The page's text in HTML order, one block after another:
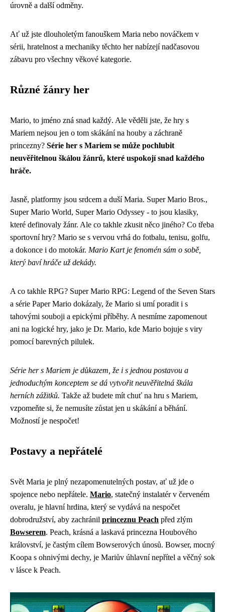
úrovně a další odměny.
Ať už jste dlouholetým fanouškem Maria nebo nováčkem v
sérii, hratelnost a mechaniky těchto her nabízejí nadčasovou
zábavu pro všechny věkové kategorie.
Různé žánry her
Mario, to jméno zná snad každý. Ale věděli jste, že hry s
Mariem nejsou jen o tom skákání na houby a záchraně
princezny? Série her s Mariem se může pochlubit
neuvěřitelnou škálou žánrů, které uspokojí snad každého
hráče.
Jasně, platformy jsou srdcem a duší Maria. Super Mario Bros.,
Super Mario World, Super Mario Odyssey - to jsou klasiky,
které definovaly žánr. Ale co takhle zkusit něco jiného? Co třeba
sportovní hry? Mario se s vervou vrhá do fotbalu, tenisu, golfu,
a dokonce i do motokár. Mario Kart je fenomén sám o sobě,
který baví hráče už dekády.
A co takhle RPG? Super Mario RPG: Legend of the Seven Stars
a série Paper Mario dokázaly, že Mario si umí poradit i s
tahovými souboji a epickými příběhy. A nesmíme zapomenout
ani na logické hry, jako je Dr. Mario, kde Mario bojuje s viry
pomocí barevných pilulek.
Série her s Mariem je důkazem, že i s jednou postavou a
jednoduchým konceptem se dá vytvořit neuvěřitelná škála
herních zážitků. Takže až budete mít chuť na hru s Mariem,
vzpomeňte si, že nemusíte zůstat jen u skákání a běhání.
Možností je nespočet!
Postavy a nepřátelé
Svět Maria je plný nezapomenutelných postav, ať už jde o
spojence nebo nepřátele. Mario, statečný instalatér v červeném
overalu, je hlavní hrdina, který se vydává na nespočet
dobrodružství, aby zachránil princeznu Peach před zlým
Bowserem. Peach, krásná a laskavá princezna Houbového
království, je častým cílem Bowserových únosů. Bowser, mocný
Koopa s ohnivými dechy, je Mariův úhlavní nepřítel a věčný sok
v lásce k Peach.